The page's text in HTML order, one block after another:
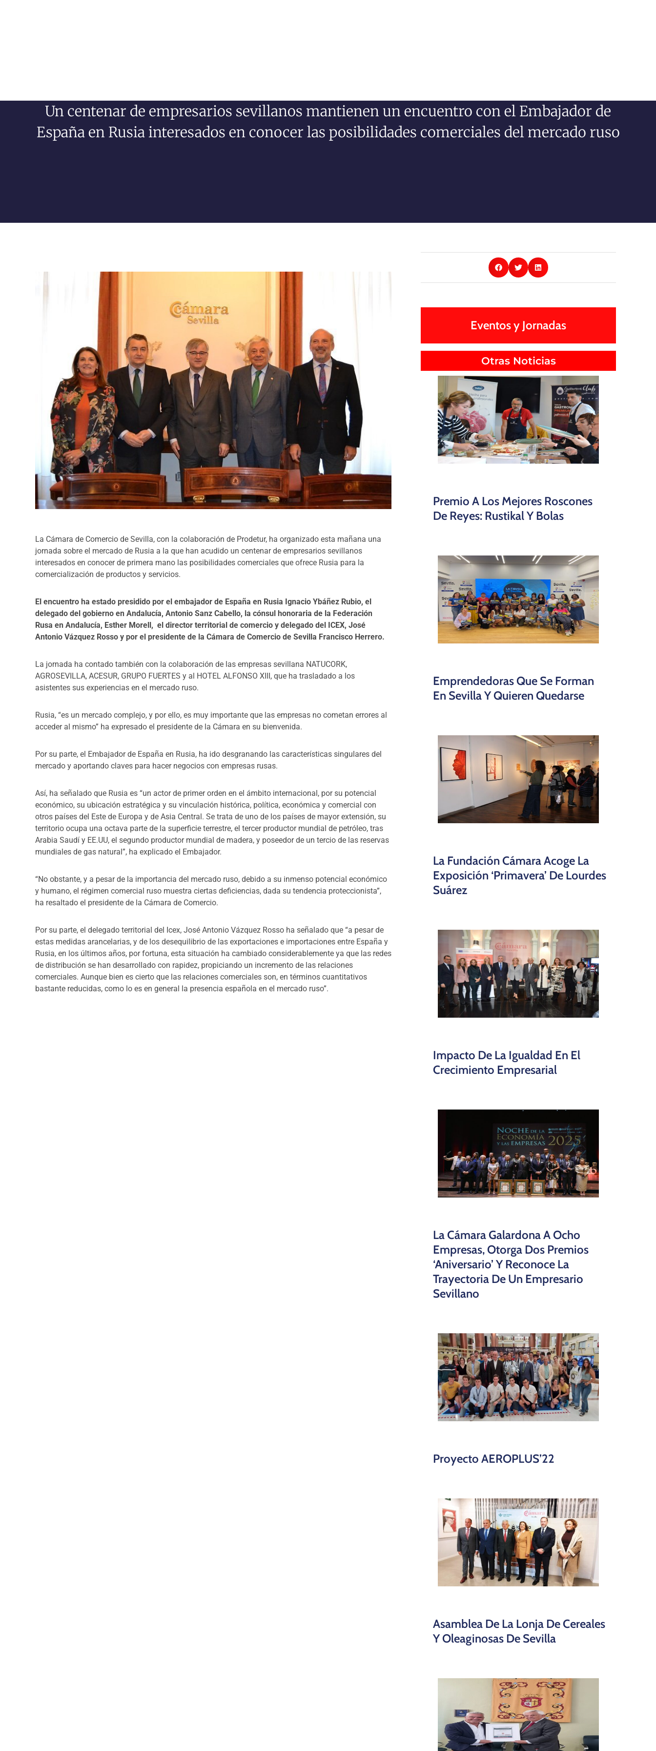
Un centenar de empresarios sevillanos mantienen un encuentro con el Embajador de
España en Rusia interesados en conocer las posibilidades comerciales del mercado ruso
La Cámara de Comercio de Sevilla, con la colaboración de Prodetur, ha organizado esta mañana una
jornada sobre el mercado de Rusia a la que han acudido un centenar de empresarios sevillanos
interesados en conocer de primera mano las posibilidades comerciales que ofrece Rusia para la
comercialización de productos y servicios.
El encuentro ha estado presidido por el embajador de España en Rusia Ignacio Ybáñez Rubio, el
delegado del gobierno en Andalucía, Antonio Sanz Cabello, la cónsul honoraria de la Federación
Rusa en Andalucía, Esther Morell, el director territorial de comercio y delegado del ICEX, José
Antonio Vázquez Rosso y por el presidente de la Cámara de Comercio de Sevilla Francisco Herrero.
La jornada ha contado también con la colaboración de las empresas sevillana NATUCORK,
AGROSEVILLA, ACESUR, GRUPO FUERTES y al HOTEL ALFONSO XIII, que ha trasladado a los
asistentes sus experiencias en el mercado ruso.
Rusia, “es un mercado complejo, y por ello, es muy importante que las empresas no cometan errores al
acceder al mismo” ha expresado el presidente de la Cámara en su bienvenida.
Por su parte, el Embajador de España en Rusia, ha ido desgranando las características singulares del
mercado y aportando claves para hacer negocios con empresas rusas.
Así, ha señalado que Rusia es “un actor de primer orden en el ámbito internacional, por su potencial
económico, su ubicación estratégica y su vinculación histórica, política, económica y comercial con
otros países del Este de Europa y de Asia Central. Se trata de uno de los países de mayor extensión, su
territorio ocupa una octava parte de la superficie terrestre, el tercer productor mundial de petróleo, tras
Arabia Saudí y EE.UU, el segundo productor mundial de madera, y poseedor de un tercio de las reservas
mundiales de gas natural”, ha explicado el Embajador.
“No obstante, y a pesar de la importancia del mercado ruso, debido a su inmenso potencial económico
y humano, el régimen comercial ruso muestra ciertas deficiencias, dada su tendencia proteccionista”,
ha resaltado el presidente de la Cámara de Comercio.
Por su parte, el delegado territorial del Icex, José Antonio Vázquez Rosso ha señalado que “a pesar de
estas medidas arancelarias, y de los desequilibrio de las exportaciones e importaciones entre España y
Rusia, en los últimos años, por fortuna, esta situación ha cambiado considerablemente ya que las redes
de distribución se han desarrollado con rapidez, propiciando un incremento de las relaciones
comerciales. Aunque bien es cierto que las relaciones comerciales son, en términos cuantitativos
bastante reducidas, como lo es en general la presencia española en el mercado ruso”.
Eventos y Jornadas
Otras Noticias
Premio A Los Mejores Roscones
De Reyes: Rustikal Y Bolas
Emprendedoras Que Se Forman
En Sevilla Y Quieren Quedarse
La Fundación Cámara Acoge La
Exposición ‘Primavera’ De Lourdes
Suárez
Impacto De La Igualdad En El
Crecimiento Empresarial
La Cámara Galardona A Ocho
Empresas, Otorga Dos Premios
‘Aniversario’ Y Reconoce La
Trayectoria De Un Empresario
Sevillano
Proyecto AEROPLUS’22
Asamblea De La Lonja De Cereales
Y Oleaginosas De Sevilla